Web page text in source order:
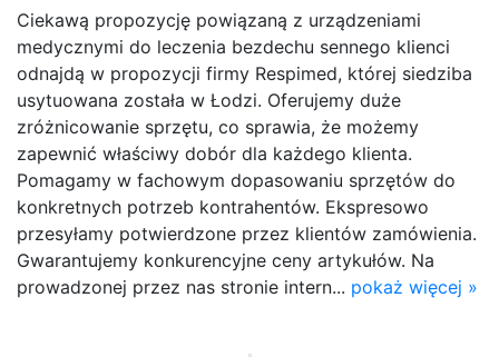
Ciekawą propozycję powiązaną z urządzeniami
medycznymi do leczenia bezdechu sennego klienci
odnajdą w propozycji firmy Respimed, której siedziba
usytuowana została w Łodzi. Oferujemy duże
zróżnicowanie sprzętu, co sprawia, że możemy
zapewnić właściwy dobór dla każdego klienta.
Pomagamy w fachowym dopasowaniu sprzętów do
konkretnych potrzeb kontrahentów. Ekspresowo
przesyłamy potwierdzone przez klientów zamówienia.
Gwarantujemy konkurencyjne ceny artykułów. Na
prowadzonej przez nas stronie intern... pokaż więcej »